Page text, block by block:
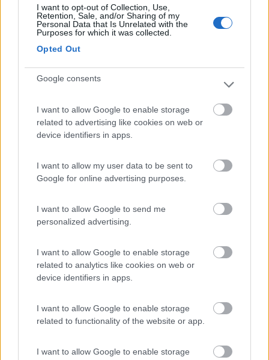
I want to opt-out of Collection, Use,
Retention, Sale, and/or Sharing of my
Personal Data that Is Unrelated with the
Purposes for which it was collected.
Opted Out
Google consents
I want to allow Google to enable storage
related to advertising like cookies on web or
device identifiers in apps.
I want to allow my user data to be sent to
Google for online advertising purposes.
I want to allow Google to send me
personalized advertising.
I want to allow Google to enable storage
related to analytics like cookies on web or
device identifiers in apps.
I want to allow Google to enable storage
related to functionality of the website or app.
I want to allow Google to enable storage
fd3x
1583
In risposta al messaggio di Paolo62 14:26:19
rottura appare limitata quindi penso che quello non costituirebbe un
limite. Se la rottura è nel campo visivo del conducente, normalmente non
fd3x
1583